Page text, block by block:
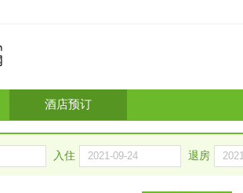
酒店预订
入住 退房